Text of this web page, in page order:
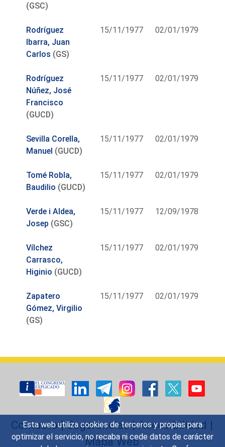
Esta web utiliza cookies de terceros y propias para
optimizar el servicio, no recaba ni cede datos de carácter
(GSC)
Rodríguez
Ibarra, Juan
Carlos (GS)
15/11/1977 02/01/1979
Rodríguez
Núñez, José
Francisco
(GUCD)
15/11/1977 02/01/1979
Sevilla Corella,
Manuel (GUCD)
15/11/1977 02/01/1979
Tomé Robla,
Baudilio (GUCD)
15/11/1977 02/01/1979
Verde i Aldea,
Josep (GSC)
15/11/1977 12/09/1978
Vílchez
Carrasco,
Higinio (GUCD)
15/11/1977 02/01/1979
Zapatero
Gómez, Virgilio
(GS)
15/11/1977 02/01/1979
Contacto|Sugerencias|Accesibilidad |
Mapa Web